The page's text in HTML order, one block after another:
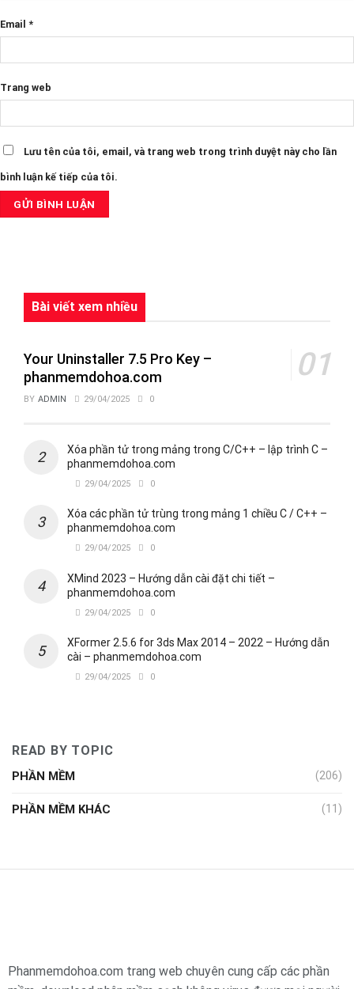
Email *
Trang web
Lưu tên của tôi, email, và trang web trong trình duyệt này cho lần
bình luận kế tiếp của tôi.
Bài viết xem nhiều
Your Uninstaller 7.5 Pro Key –
phanmemdohoa.com
BY ADMIN 29/04/2025 0
Xóa phần tử trong mảng trong C/C++ – lập trình C –
phanmemdohoa.com
29/04/2025 0
Xóa các phần tử trùng trong mảng 1 chiều C / C++ –
phanmemdohoa.com
29/04/2025 0
XMind 2023 – Hướng dẫn cài đặt chi tiết –
phanmemdohoa.com
29/04/2025 0
XFormer 2.5.6 for 3ds Max 2014 – 2022 – Hướng dẫn
cài – phanmemdohoa.com
29/04/2025 0
READ BY TOPIC
PHẦN MỀM (206)
PHẦN MỀM KHÁC (11)
Phanmemdohoa.com trang web chuyên cung cấp các phần